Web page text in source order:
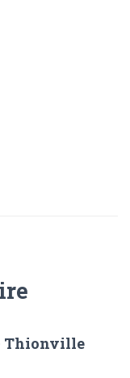
Thionville